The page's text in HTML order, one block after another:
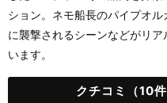
ション。ネモ船長のパイプオル
に襲撃されるシーンなどがリア
います。
クチコミ（10件